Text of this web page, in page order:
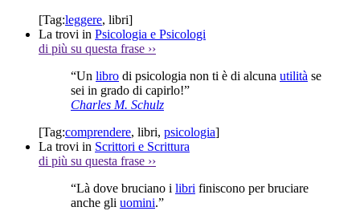
[Tag:leggere, libri]
La trovi in Psicologia e Psicologi
di più su questa frase ››
“Un libro di psicologia non ti è di alcuna utilità se
sei in grado di capirlo!”
Charles M. Schulz
[Tag:comprendere, libri, psicologia]
La trovi in Scrittori e Scrittura
di più su questa frase ››
“Là dove bruciano i libri finiscono per bruciare
anche gli uomini.”